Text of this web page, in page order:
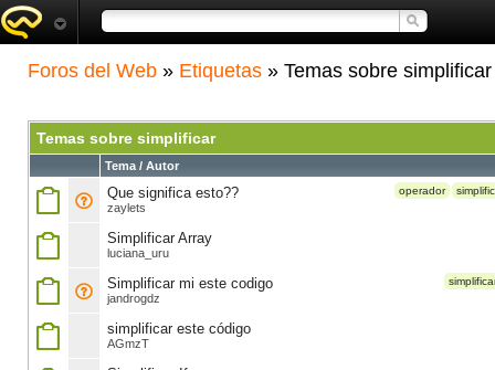
Foros del Web » Etiquetas » Temas sobre simplificar
Temas sobre simplificar
Tema / Autor
operador
Que significa esto??
zaylets
Simplificar Array
luciana_uru
Simplificar mi este codigo
jandrogdz
simplificar este código
AGmzT